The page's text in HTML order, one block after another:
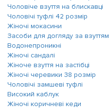
Чоловіче взуття на блискавці
Чоловічі туфлі 42 розмір
Жіночі мокасини
Засоби для догляду за взуттям
Водонепроникні
Жіночі сандалі
Жіноче взуття на застібці
Жіночі черевики 38 розмір
Чоловічі замшеві туфлі
Високий каблук
Жіночі коричневі кеди